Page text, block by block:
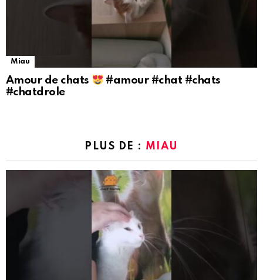
Miau
Amour de chats
#amour #chat #chats
#chatdrole
PLUS DE : MIAU